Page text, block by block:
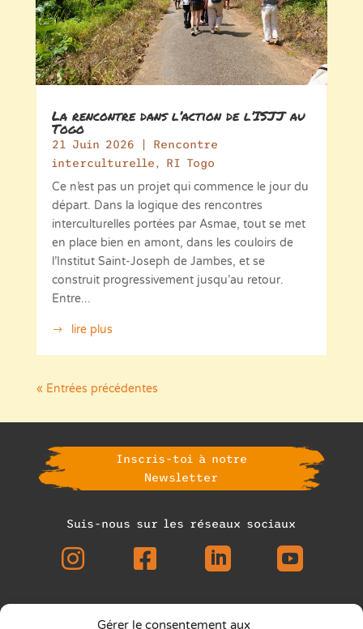
Gérer le consentement aux
La rencontre dans l’action de l’ISJJ au
Togo
21 Juin 2026
Rencontre
interculturelle, RI Togo
Ce n’est pas un projet qui commence le jour du
départ. Dans la logique des rencontres
interculturelles portées par Asmae, tout se met
en place bien en amont, dans les couloirs de
l’Institut Saint-Joseph de Jambes, et se
construit progressivement jusqu’au retour.
Entre...
lire plus
« Entrées précédentes
Inscris-toi à notre
Newsletter
Suis-nous sur les réseaux sociaux
   